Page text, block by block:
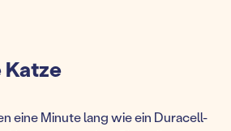
Katze
eine Minute lang wie ein Duracell-